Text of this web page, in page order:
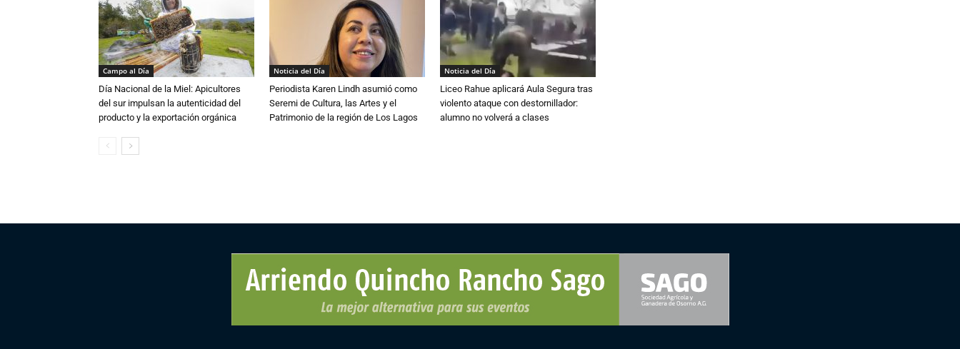
Campo al Día
Día Nacional de la Miel: Apicultores
del sur impulsan la autenticidad del
producto y la exportación orgánica
Noticia del Día
Periodista Karen Lindh asumió como
Seremi de Cultura, las Artes y el
Patrimonio de la región de Los Lagos
Noticia del Día
Liceo Rahue aplicará Aula Segura tras
violento ataque con destornillador:
alumno no volverá a clases